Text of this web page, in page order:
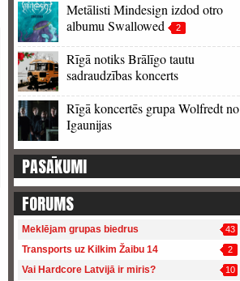
Metālisti Mindesign izdod otro
albumu Swallowed
2
Rīgā notiks Brālīgo tautu
sadraudzības koncerts
Rīgā koncertēs grupa Wolfredt no
Igaunijas
PASĀKUMI
FORUMS
Meklējam grupas biedrus 43
Transports uz Kilkim Žaibu 14 2
Vai Hardcore Latvijā ir miris? 10